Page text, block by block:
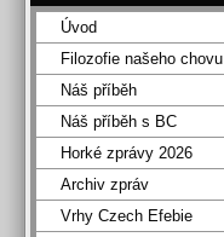
Úvod
Filozofie našeho chovu
Náš příběh
Náš příběh s BC
Horké zprávy 2026
Archiv zpráv
Vrhy Czech Efebie